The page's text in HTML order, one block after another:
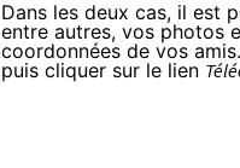
Dans les deux cas, il est
entre autres, vos photos
coordonnées de vos
puis cliquer sur le lien